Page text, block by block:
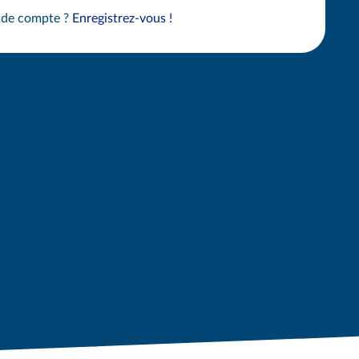
compte ? Enregistrez-vous !